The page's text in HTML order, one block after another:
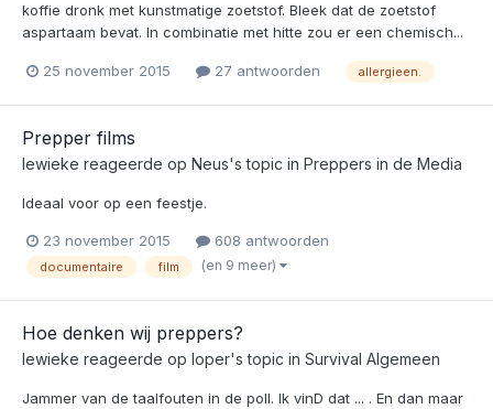
koffie dronk met kunstmatige zoetstof. Bleek dat de zoetstof
aspartaam bevat. In combinatie met hitte zou er een chemisch...
25 november 2015 27 antwoorden allergieen.
Prepper films
lewieke reageerde op Neus's topic in Preppers in de Media
Ideaal voor op een feestje.
23 november 2015 608 antwoorden
documentaire film (en 9 meer)
Hoe denken wij preppers?
lewieke reageerde op loper's topic in Survival Algemeen
Jammer van de taalfouten in de poll. Ik vinD dat ... . En dan maar